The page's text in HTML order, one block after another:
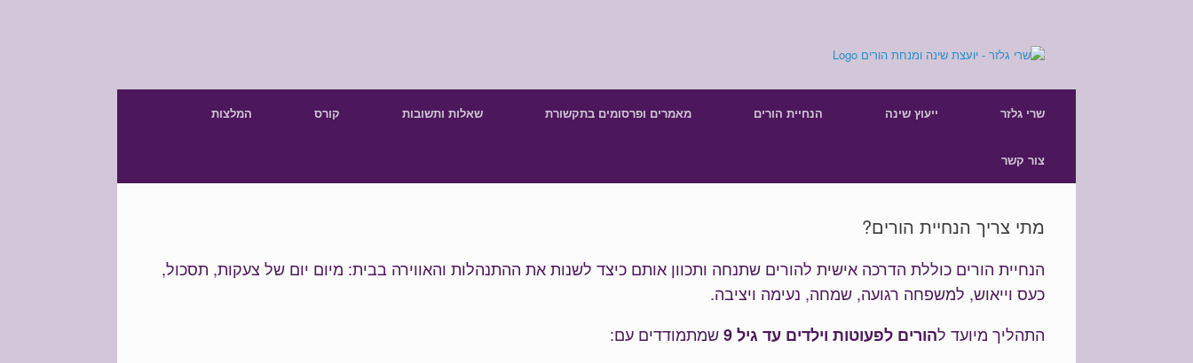
content
שרי גלזר ייעוץ שינה הנחיית הורים מאמרים ופרסומים בתקשורת שאלות ותשובות קורס המלצות
צור קשר
מתי צריך הנחיית הורים?
הנחיית הורים כוללת הדרכה אישית להורים שתנחה ותכוון אותם כיצד לשנות את ההתנהלות והאווירה בבית: מיום יום של צעקות, תסכול,
כעס וייאוש, למשפחה רגועה, שמחה, נעימה ויציבה.
התהליך מיועד להורים לפעוטות וילדים עד גיל 9
שמתמודדים עם: